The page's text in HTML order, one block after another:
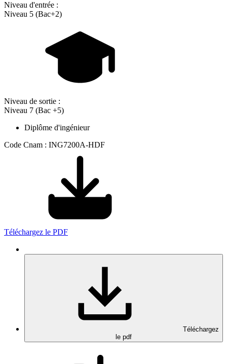
Niveau d'entrée :
Niveau 5 (Bac+2)
Niveau de sortie :
Niveau 7 (Bac +5)
Diplôme d'ingénieur
Code Cnam : ING7200A-HDF
Téléchargez le PDF
Téléchargez
le pdf